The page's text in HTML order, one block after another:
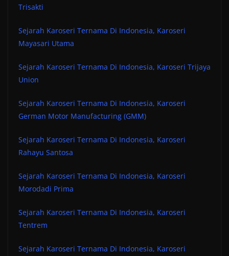
Trisakti
Sejarah Karoseri Ternama Di Indonesia, Karoseri
Mayasari Utama
Sejarah Karoseri Ternama Di Indonesia, Karoseri Trijaya
Union
Sejarah Karoseri Ternama Di Indonesia, Karoseri
German Motor Manufacturing (GMM)
Sejarah Karoseri Ternama Di Indonesia, Karoseri
Rahayu Santosa
Sejarah Karoseri Ternama Di Indonesia, Karoseri
Morodadi Prima
Sejarah Karoseri Ternama Di Indonesia, Karoseri
Tentrem
Sejarah Karoseri Ternama Di Indonesia, Karoseri